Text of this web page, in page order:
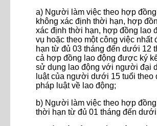
a) Người làm việc theo hợp
không xác định thời hạn, hợp
xác định thời hạn, hợp đồng lao
vụ hoặc theo một công việc nhất
hạn từ đủ 03 tháng đến dưới 12
cả hợp đồng lao động được ký
sử dụng lao động với người đại
luật của người dưới 15 tuổi theo
pháp luật về lao động;
b) Người làm việc theo hợp
thời hạn từ đủ 01 tháng đến